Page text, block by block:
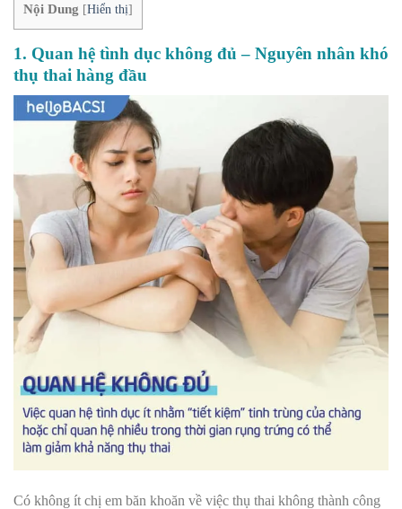
Nội Dung [Hiển thị]
1. Quan hệ tình dục không đủ – Nguyên nhân khó
thụ thai hàng đầu
Có không ít chị em băn khoăn về việc thụ thai không thành công